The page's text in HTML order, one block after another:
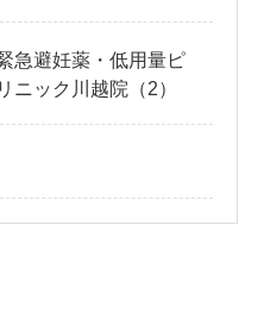
急避妊薬・低用量ピ
ニック川越院（2）